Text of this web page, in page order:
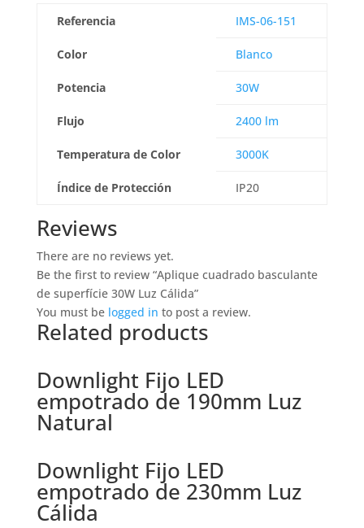
Referencia IMS-06-151
Color Blanco
Potencia 30W
Flujo 2400 lm
Temperatura de Color 3000K
Índice de Protección IP20
Reviews
There are no reviews yet.
Be the first to review “Aplique cuadrado basculante
de superfície 30W Luz Cálida”
You must be logged in to post a review.
Related products
Downlight Fijo LED
empotrado de 190mm Luz
Natural
Downlight Fijo LED
empotrado de 230mm Luz
Cálida